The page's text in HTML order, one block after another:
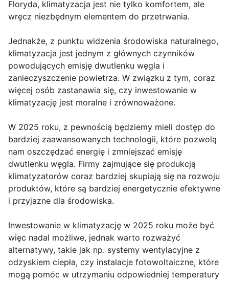
Floryda, klimatyzacja jest nie tylko komfortem, ale
wręcz niezbędnym elementem do przetrwania.
Jednakże, z punktu widzenia środowiska naturalnego,
klimatyzacja jest jednym z głównych czynników
powodujących emisję dwutlenku węgla i
zanieczyszczenie powietrza. W związku z tym, coraz
więcej osób zastanawia się, czy inwestowanie w
klimatyzację jest moralne i zrównoważone.
W 2025 roku, z pewnością będziemy mieli dostęp do
bardziej zaawansowanych technologii, które pozwolą
nam oszczędzać energię i zmniejszać emisję
dwutlenku węgla. Firmy zajmujące się produkcją
klimatyzatorów coraz bardziej skupiają się na rozwoju
produktów, które są bardziej energetycznie efektywne
i przyjazne dla środowiska.
Inwestowanie w klimatyzację w 2025 roku może być
więc nadal możliwe, jednak warto rozważyć
alternatywy, takie jak np. systemy wentylacyjne z
odzyskiem ciepła, czy instalacje fotowoltaiczne, które
mogą pomóc w utrzymaniu odpowiedniej temperatury